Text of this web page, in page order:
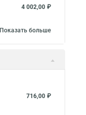
4 002,00 ₽
Показать больше
716,00 ₽